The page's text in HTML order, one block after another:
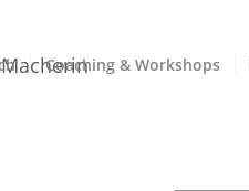
Coaching & Workshops